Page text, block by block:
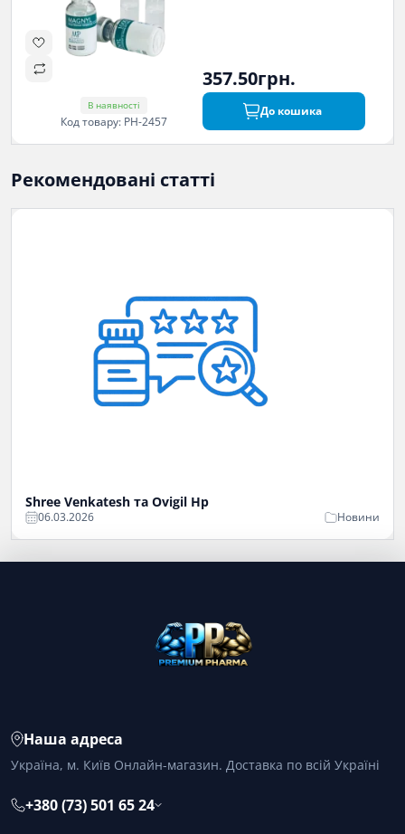
В наявності
Код товару: PH-2457
357.50грн.
До кошика
Рекомендовані статті
Shree Venkatesh та Ovigil Hp
06.03.2026 Новини
Наша адреса
Україна, м. Київ Онлайн-магазин. Доставка по всій Україні
+380 (73) 501 65 24